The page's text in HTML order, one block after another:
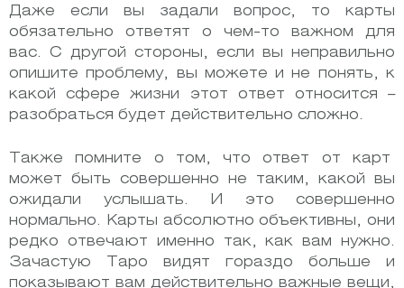
Даже если вы задали вопрос, то карты
обязательно ответят о чем-то важном для
вас. С другой стороны, если вы неправильно
опишите проблему, вы можете и не понять, к
какой сфере жизни этот ответ относится –
разобраться будет действительно сложно.
Также помните о том, что ответ от карт
может быть совершенно не таким, какой вы
ожидали услышать. И это совершенно
нормально. Карты абсолютно объективны, они
редко отвечают именно так, как вам нужно.
Зачастую Таро видят гораздо больше и
показывают вам действительно важные вещи,